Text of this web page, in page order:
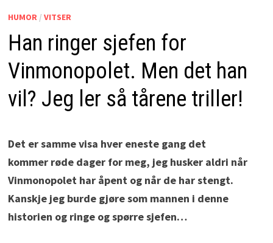
HUMOR/ VITSER
Han ringer sjefen for
Vinmonopolet. Men det han
vil? Jeg ler så tårene triller!
Det er samme visa hver eneste gang det
kommer røde dager for meg, jeg husker aldri når
Vinmonopolet har åpent og når de har stengt.
Kanskje jeg burde gjøre som mannen i denne
historien og ringe og spørre sjefen…